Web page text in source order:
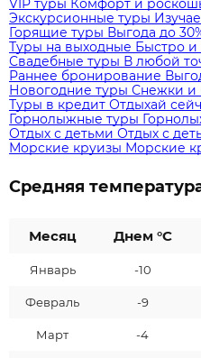
VIP туры Комфорт и
Экскурсионные туры
Горящие туры Выгода до
Туры на выходные Быстро
Свадебные туры В любой
Раннее бронирование
Новогодние туры Снежки и
Туры в кредит Отдыхай
Горнолыжные туры
Отдых с детьми Отдых с
Морские круизы Морские
Средняя
Месяц Днем °C
Январь -10
Февраль -9
Март -4